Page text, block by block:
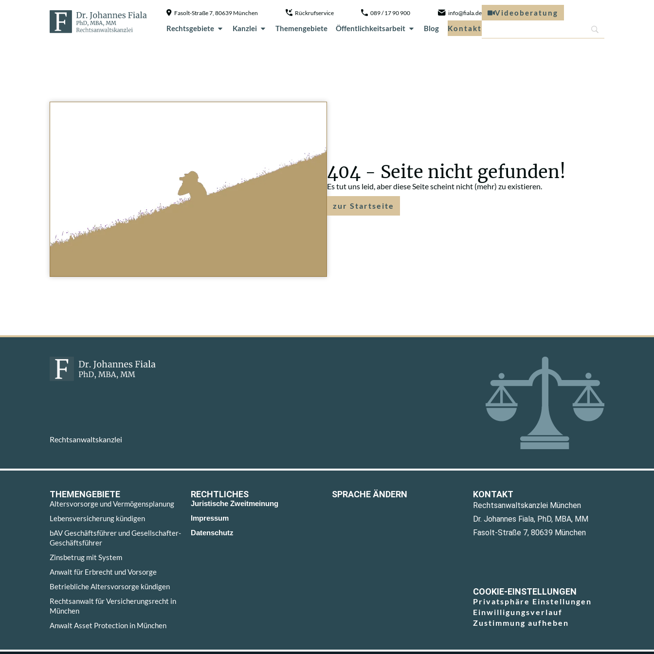
Fasolt-Straße 7, 80639 München Rückrufservice 089 / 17 90 900 info@fiala.de
Rechtsgebiete Kanzlei Themengebiete Öffentlichkeitsarbeit Blog Kontakt
Videoberatung
404 - Seite nicht gefunden!
Es tut uns leid, aber diese Seite scheint nicht (mehr) zu existieren.
zur Startseite
Rechtsanwaltskanzlei
THEMENGEBIETE
Altersvorsorge und Vermögensplanung
Lebensversicherung kündigen
bAV Geschäftsführer und Gesellschafter-
Geschäftsführer
Zinsbetrug mit System
Anwalt für Erbrecht und Vorsorge
Betriebliche Altersvorsorge kündigen
Rechtsanwalt für Versicherungsrecht in
München
Anwalt Asset Protection in München
RECHTLICHES
Juristische Zweitmeinung
Impressum
Datenschutz
SPRACHE ÄNDERN KONTAKT
Rechtsanwaltskanzlei München
Dr. Johannes Fiala, PhD, MBA, MM
Fasolt-Straße 7, 80639 München
COOKIE-EINSTELLUNGEN
Privatsphäre Einstellungen
Einwilligungsverlauf
Zustimmung aufheben